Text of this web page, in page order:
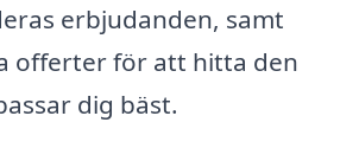
erbjudanden, samt
offerter för att hitta den
dig bäst.